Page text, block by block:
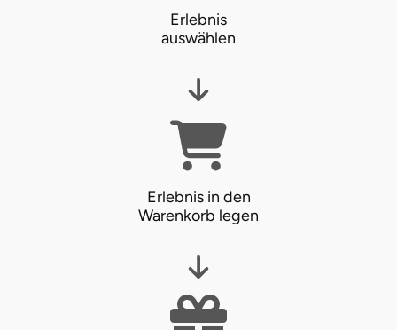
Erlebnis
auswählen
Erlebnis in den
Warenkorb legen